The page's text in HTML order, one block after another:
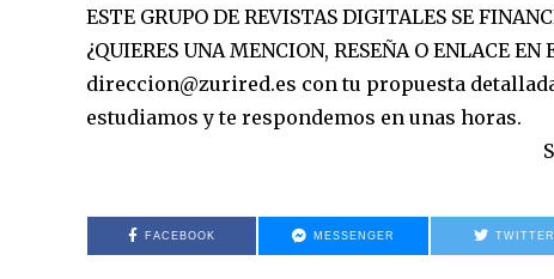
ESTE GRUPO DE REVISTAS DIGITALES SE
¿QUIERES UNA MENCION, RESEÑA O ENLACE
direccion@zurired.es con tu propuesta
estudiamos y te respondemos en unas horas.
FACEBOOK MESSENGER TWITTER